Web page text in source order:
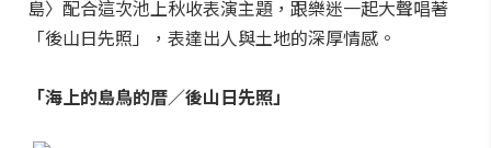
島〉配合這次池上秋收表演主題，跟樂迷一起大聲唱著
「後山日先照」，表達出人與土地的深厚情感。
「海上的島鳥的厝／後山日先照」